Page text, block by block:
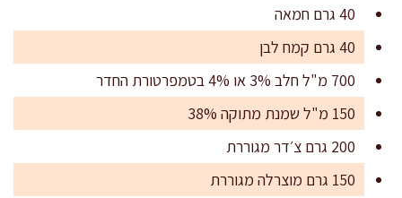
40 גרם חמאה
40 גרם קמח לבן
700 מ"ל חלב 3% או 4% בטמפרטורת החדר
150 מ"ל שמנת מתוקה 38%
200 גרם צ׳דר מגוררת
150 גרם מוצרלה מגוררת